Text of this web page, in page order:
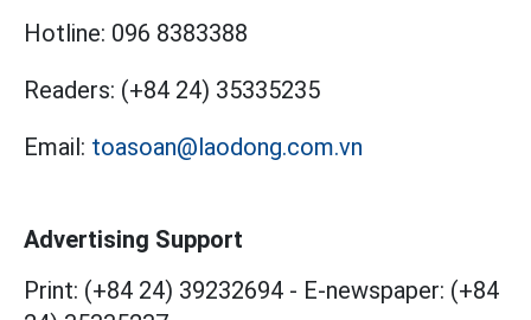
Hotline: 096 8383388
Readers: (+84 24) 35335235
Email: toasoan@laodong.com.vn
Advertising Support
Print: (+84 24) 39232694 - E-newspaper: (+84